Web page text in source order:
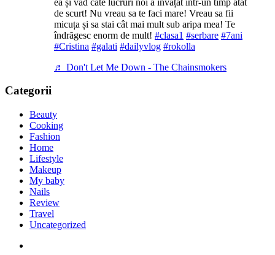
de scurt! Nu vreau sa te faci mare! Vreau sa fii
micuța și sa stai cât mai mult sub aripa mea! Te
îndrăgesc enorm de mult! #clasa1 #serbare #7ani
#Cristina #galati #dailyvlog #rokolla
♬ Don't Let Me Down - The Chainsmokers
Categorii
Beauty
Cooking
Fashion
Home
Lifestyle
Makeup
My baby
Nails
Review
Travel
Uncategorized